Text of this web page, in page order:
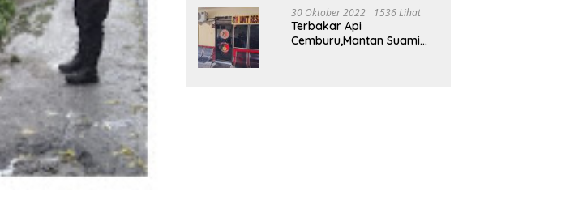
30 Oktober 2022 1536 Lihat
Terbakar Api
Cemburu,Mantan Suami